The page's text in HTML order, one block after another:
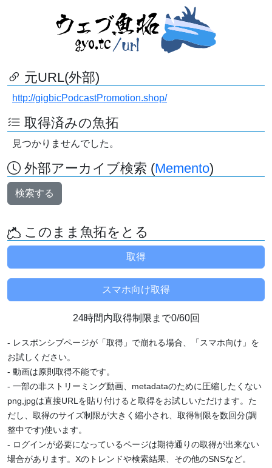
元URL(外部)
http://gigbicPodcastPromotion.shop/
取得済みの魚拓
見つかりませんでした。
外部アーカイブ検索 (Memento)
検索する
このまま魚拓をとる
24時間内取得制限まで0/60回
- レスポンシブページが「取得」で崩れる場合、「スマホ向け」を
お試しください。
- 動画は原則取得不能です。
- 一部の非ストリーミング動画、metadataのために圧縮したくない
png,jpgは直接URLを貼り付けると取得をお試しいただけます。た
だし、取得のサイズ制限が大きく縮小され、取得制限を数回分(調
整中です)使います。
- ログインが必要になっているページは期待通りの取得が出来ない
場合があります。Xのトレンドや検索結果、その他のSNSなど。